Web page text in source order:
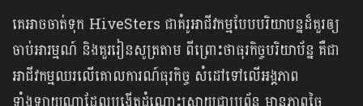
គេអាចចាត់ទុក HiveSters ជាគំរូអាជីវកម្មបែបបរិយាបន្នដ៏គួរឲ្យ
ចាប់អារម្មណ៍ និងគួររៀនសូត្រតាម ពីព្រោះថាធុរកិច្ចបរិយាប័ន្ន គឺជា
អាជីវកម្មឈរលើគោលការណ៍ធុរកិច្ច សំដៅទៅលើអង្គភាព